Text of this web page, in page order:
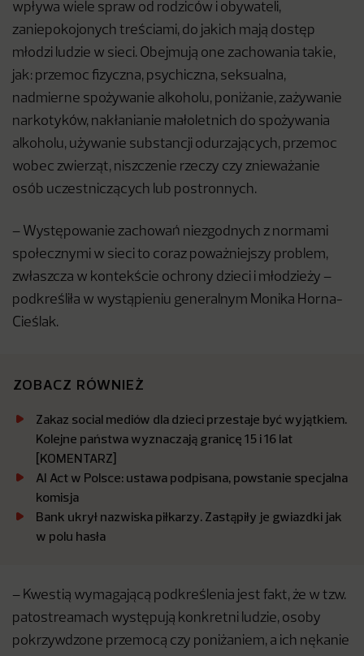
wpływa wiele spraw od rodziców i obywateli,
zaniepokojonych treściami, do jakich mają dostęp
młodzi ludzie w sieci. Obejmują one zachowania takie,
jak: przemoc fizyczna, psychiczna, seksualna,
nadmierne spożywanie alkoholu, poniżanie, zażywanie
narkotyków, nakłanianie małoletnich do spożywania
alkoholu, używanie substancji odurzających, przemoc
wobec zwierząt, niszczenie rzeczy czy znieważanie
osób uczestniczących lub postronnych.
– Występowanie zachowań niezgodnych z normami
społecznymi w sieci to coraz poważniejszy problem,
zwłaszcza w kontekście ochrony dzieci i młodzieży –
podkreśliła w wystąpieniu generalnym Monika Horna-
Cieślak.
ZOBACZ RÓWNIEŻ
Zakaz social mediów dla dzieci przestaje być wyjątkiem.
Kolejne państwa wyznaczają granicę 15 i 16 lat
[KOMENTARZ]
AI Act w Polsce: ustawa podpisana, powstanie specjalna
komisja
Bank ukrył nazwiska piłkarzy. Zastąpiły je gwiazdki jak
w polu hasła
– Kwestią wymagającą podkreślenia jest fakt, że w tzw.
patostreamach występują konkretni ludzie, osoby
pokrzywdzone przemocą czy poniżaniem, a ich nękanie